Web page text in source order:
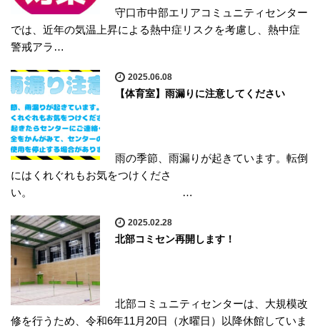
守口市中部エリアコミュニティセンター
では、近年の気温上昇による熱中症リスクを考慮し、熱中症
警戒アラ…
2025.06.08
【体育室】雨漏りに注意してください
雨の季節、雨漏りが起きています。転倒
にはくれぐれもお気をつけくださ
い。 …
2025.02.28
北部コミセン再開します！
北部コミュニティセンターは、大規模改
修を行うため、令和6年11月20日（水曜日）以降休館していま